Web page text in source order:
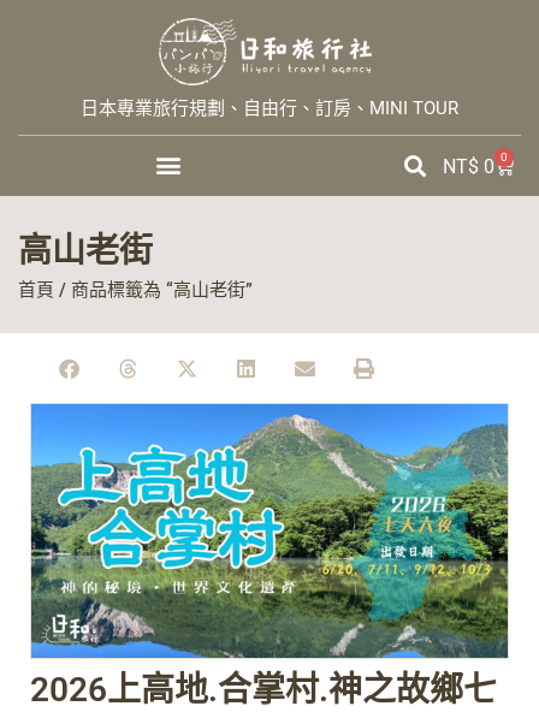
日本專業旅行規劃、自由行、訂房、MINI TOUR
NT$ 0 0
高山老街
首頁 / 商品標籤為 “高山老街”
2026上高地.合掌村.神之故鄉七